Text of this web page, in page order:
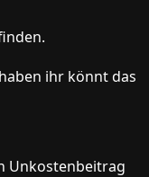
ihr könnt das
Unkostenbeitrag